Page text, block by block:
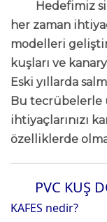
Hedefimiz
her zaman
modelleri
kuşları ve
Eski yıllarda
Bu
ihtiyaçlarınızı
özelliklerde
PVC KUŞ
KAFES nedir?